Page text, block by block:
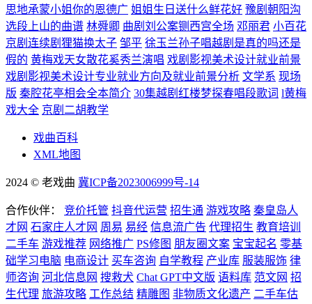
思地承蒙小姐你的恩德广 姐姐生日送什么鲜花好 豫剧朝阳沟
选段上山的曲谱 林舜卿 曲剧刘公案铡西宫全场 邓丽君 小百花
京剧连续剧狸猫换太子 邹平 徐玉兰孙子唱越剧是真的吗还是
假的 黄梅戏天女散花奚秀兰演唱 戏剧影视美术设计就业前景
戏剧影视美术设计专业就业方向及就业前景分析 文学系 现场
版 秦腔花亭相会全本简介 30集越剧红楼梦探春唱段歌词 l黄梅
戏大全 京剧二胡教学
戏曲百科
XML地图
2024 © 老戏曲 冀ICP备2023006999号-14
合作伙伴： 竞价托管 抖音代运营 招生通 游戏攻略 秦皇岛人
才网 石家庄人才网 周易 易经 信息流广告 代理招生 教育培训
二手车 游戏推荐 网络推广 PS修图 朋友圈文案 宝宝起名 零基
础学习电脑 电商设计 买车咨询 自学教程 产业库 服装服饰 律
师咨询 河北信息网 搜救犬 Chat GPT中文版 语料库 范文网 招
生代理 旅游攻略 工作总结 精雕图 非物质文化遗产 二手车估